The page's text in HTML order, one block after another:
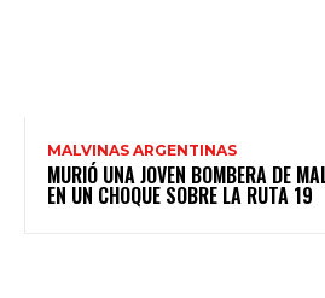
MALVINAS ARGENTINAS
MURIÓ UNA JOVEN BOMBERA DE
EN UN CHOQUE SOBRE LA RUTA 19